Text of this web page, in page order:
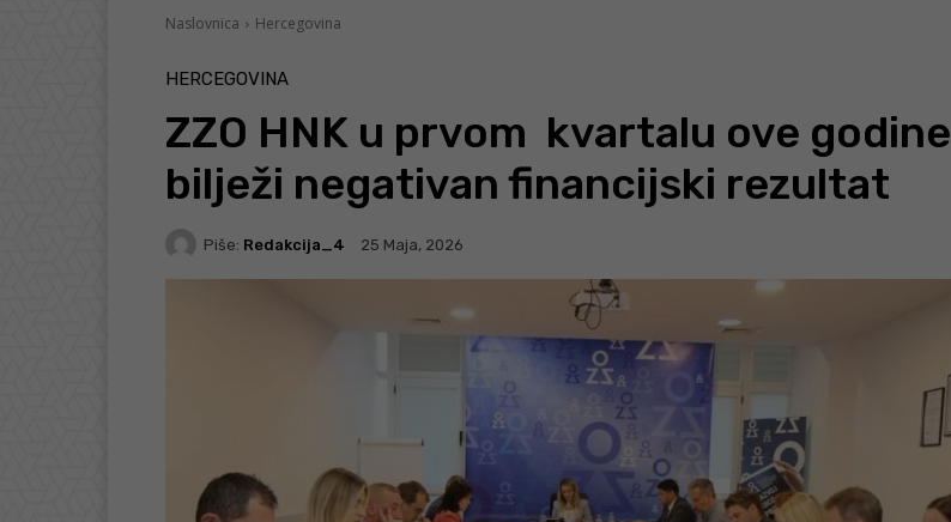
Naslovnica Hercegovina
HERCEGOVINA
ZZO HNK u prvom kvartalu ove godine
bilježi negativan financijski rezultat
Piše: Redakcija_4 25 Maja, 2026